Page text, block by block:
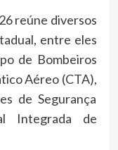
reúne diversos
entre eles
de Bombeiros
Aéreo (CTA),
de Segurança
Integrada de